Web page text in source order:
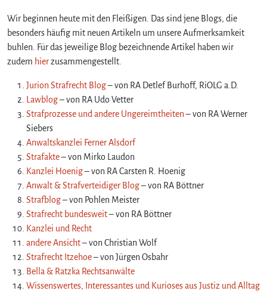
h
t
s
l
g
ä
r
F
e
Wir beginnen heute mit den Fleißigen. Das sind jene Blogs, die
besonders häufig mit neuen Artikeln um unsere Aufmerksamkeit
buhlen. Für das jeweilige Blog bezeichnende Artikel haben wir
zudem hierzusammengestellt.
Jurion Strafrecht Blog– von RA Detlef Burhoff, RiOLG a.D.
Lawblog– von RA Udo Vetter
Strafprozesse und andere Ungereimtheiten– von RA Werner
Siebers
Anwaltskanzlei Ferner Alsdorf
Strafakte– von Mirko Laudon
Kanzlei Hoenig– von RA Carsten R. Hoenig
Anwalt & Strafverteidiger Blog– von RA Böttner
Strafblog– von Pohlen Meister
Strafrecht bundesweit– von RA Böttner
Kanzlei und Recht
andere Ansicht– von Christian Wolf
Strafrecht Itzehoe– von Jürgen Osbahr
Bella & Ratzka Rechtsanwälte
Wissenswertes, Interessantes und Kurioses aus Justiz und Alltag